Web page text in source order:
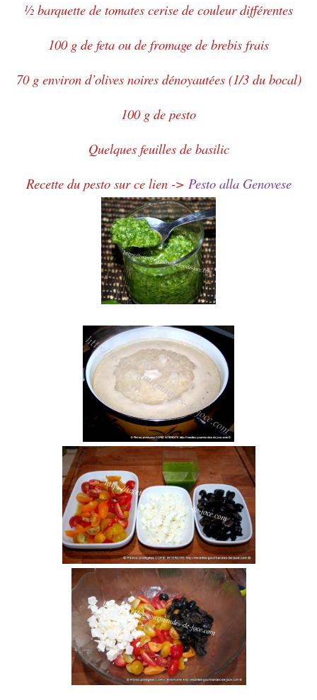
½ barquette de tomates cerise de couleur différentes
100 g de feta ou de fromage de brebis frais
70 g environ d’olives noires dénoyautées (1/3 du bocal)
100 g de pesto
Quelques feuilles de basilic
Recette du pesto sur ce lien -> Pesto alla Genovese